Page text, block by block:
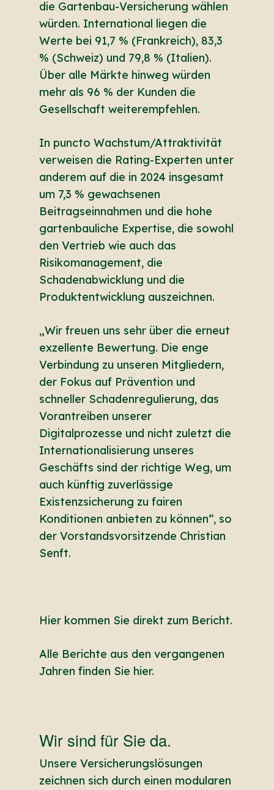
die Gartenbau-Versicherung wählen
würden. International liegen die
Werte bei 91,7 % (Frankreich), 83,3
% (Schweiz) und 79,8 % (Italien).
Über alle Märkte hinweg würden
mehr als 96 % der Kunden die
Gesellschaft weiterempfehlen.
In puncto Wachstum/Attraktivität
verweisen die Rating-Experten unter
anderem auf die in 2024 insgesamt
um 7,3 % gewachsenen
Beitragseinnahmen und die hohe
gartenbauliche Expertise, die sowohl
den Vertrieb wie auch das
Risikomanagement, die
Schadenabwicklung und die
Produktentwicklung auszeichnen.
„Wir freuen uns sehr über die erneut
exzellente Bewertung. Die enge
Verbindung zu unseren Mitgliedern,
der Fokus auf Prävention und
schneller Schadenregulierung, das
Vorantreiben unserer
Digitalprozesse und nicht zuletzt die
Internationalisierung unseres
Geschäfts sind der richtige Weg, um
auch künftig zuverlässige
Existenzsicherung zu fairen
Konditionen anbieten zu können“, so
der Vorstandsvorsitzende Christian
Senft.
Hier kommen Sie direkt zum Bericht.
Alle Berichte aus den vergangenen
Jahren finden Sie hier.
Wir sind für Sie da.
Unsere Versicherungslösungen
zeichnen sich durch einen modularen